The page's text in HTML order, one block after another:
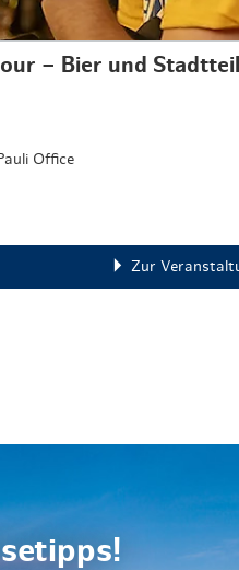
– Bier und Stadtteil
Office
Zur